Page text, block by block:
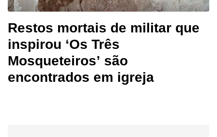
Restos mortais de militar que
inspirou ‘Os Três
Mosqueteiros’ são
encontrados em igreja